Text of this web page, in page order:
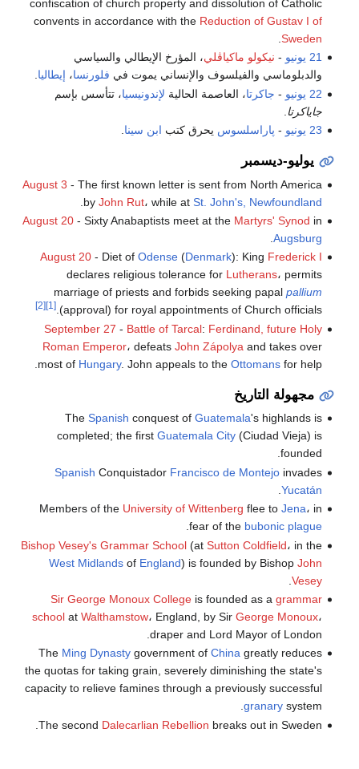
confiscation of church property and dissolution of Catholic
convents in accordance with the Reduction of Gustav I of
Sweden
21 يونيو
- نيكولو ماكياڤلي، المؤرخ الإيطالي والسياسي
والدبلوماسي والفيلسوف والإنساني يموت في فلورنسا، إيطاليا.
22 يونيو
- جاكرتا، العاصمة الحالية لإندونيسيا، تتأسس بإسم
جاياكرتا
23 يونيو
- پاراسلسوس يحرق كتب ابن سينا
يوليو-ديسمبر
August 3 - The first known letter is sent from North America
by John Rut، while at St. John's, Newfoundland
August 20- Sixty Anabaptists meet at the Martyrs' Synod in
Augsburg
August 20- Diet of Odense(Denmark): King Frederick I
declares religious tolerance for Lutherans، permits
marriage of priests and forbids seeking papal pallium
(approval) for royal appointments of Church officials.
[1]
[2]
September 27 - Battle of Tarcal: Ferdinand, future Holy
Roman Emperor، defeats John Zápolya and takes over
most of Hungary. John appeals to the Ottomansfor help.
مجهولة التاريخ
The Spanish conquest of Guatemala's highlands is
completed; the first Guatemala City(Ciudad Vieja) is
founded.
Spanish Conquistador Francisco de Montejoinvades
Yucatán
Members of the University of Wittenberg flee to Jena، in
fear of the bubonic plague
Bishop Vesey's Grammar School(at Sutton Coldfield، in the
West Midlandsof England) is founded by Bishop John
Vesey
Sir George Monoux Collegeis founded as a grammar
schoolat Walthamstow، England, by Sir George Monoux،
draper and Lord Mayor of London.
The Ming Dynastygovernment of Chinagreatly reduces
the quotas for taking grain, severely diminishing the state's
capacity to relieve famines through a previously successful
granarysystem.
The second Dalecarlian Rebellion breaks out in Sweden.